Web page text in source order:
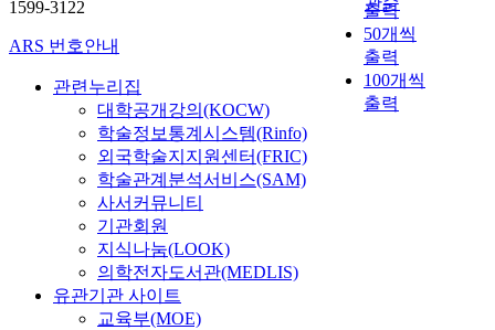
출력
50개씩
출력
100개씩
출력
1599-3122
ARS 번호안내
관련누리집
대학공개강의(KOCW)
학술정보통계시스템(Rinfo)
외국학술지지원센터(FRIC)
학술관계분석서비스(SAM)
사서커뮤니티
기관회원
지식나눔(LOOK)
의학전자도서관(MEDLIS)
유관기관 사이트
교육부(MOE)